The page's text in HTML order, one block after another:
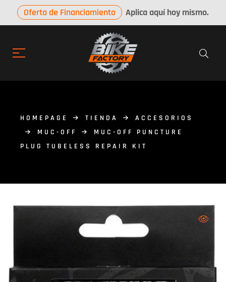
Oferta de Financiamiento Aplica aquí hoy mismo.
HOMEPAGE TIENDA
ACCESORIOS
MUC-OFF
MUC-OFF PUNCTURE
PLUG TUBELESS REPAIR KIT